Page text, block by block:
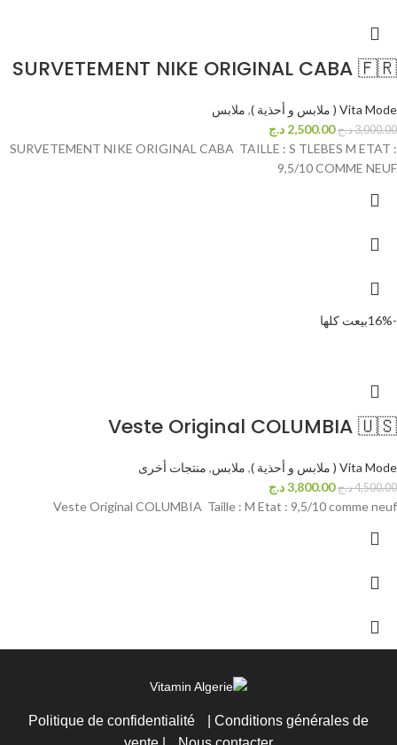
SURVETEMENT NIKE ORIGINAL CABA 🇫🇷
Vita Mode ( ملابس و أحذية ) , ملابس
3,000.00د.ج 2,500.00 د.ج
SURVETEMENT NIKE ORIGINAL CABA TAILLE : S TLEBES M ETAT :
9,5/10 COMME NEUF
-16% بيعت كلها
Veste Original COLUMBIA 🇺🇸
Vita Mode ( ملابس و أحذية ) , ملابس, منتجات أخرى
4,500.00د.ج 3,800.00د.ج
Veste Original COLUMBIA Taille : M Etat : 9,5/10 comme neuf
Politique de confidentialité
Conditions générales de